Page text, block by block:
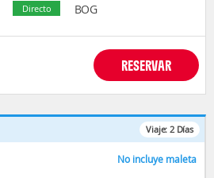
Directo
BOG
RESERVAR
Viaje: 2 Días
No incluye maleta